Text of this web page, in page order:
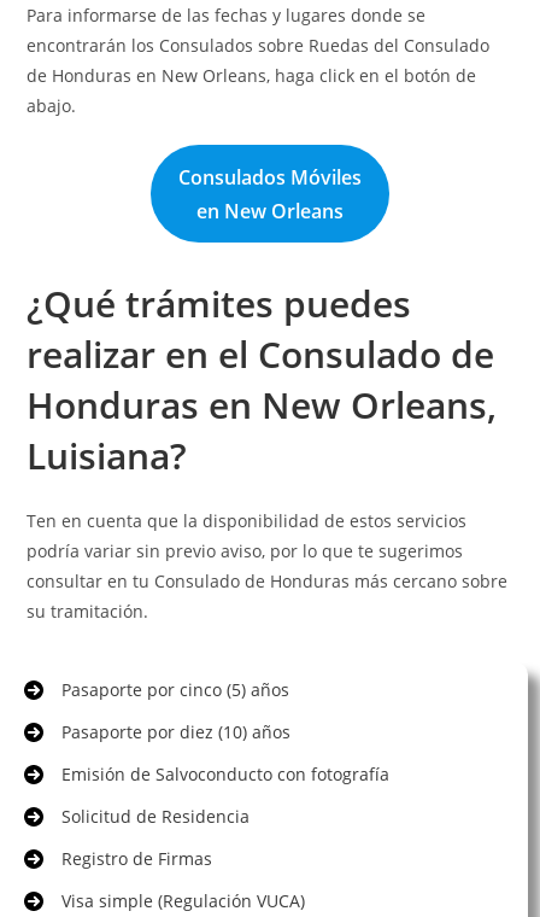
Para informarse de las fechas y lugares donde se
encontrarán los Consulados sobre Ruedas del Consulado
de Honduras en New Orleans, haga click en el botón de
abajo.
Consulados Móviles
en New Orleans
¿Qué trámites puedes
realizar en el Consulado de
Honduras en New Orleans,
Luisiana?
Ten en cuenta que la disponibilidad de estos servicios
podría variar sin previo aviso, por lo que te sugerimos
consultar en tu Consulado de Honduras más cercano sobre
su tramitación.
Pasaporte por cinco (5) años
Pasaporte por diez (10) años
Emisión de Salvoconducto con fotografía
Solicitud de Residencia
Registro de Firmas
Visa simple (Regulación VUCA)